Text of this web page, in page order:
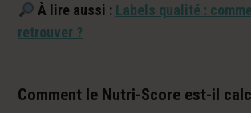
À lire aussi : Labels qualité :
retrouver ?
Comment le Nutri-Score est-il